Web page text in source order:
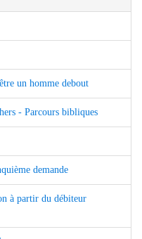
un homme debout
- Parcours bibliques
demande
à partir du débiteur